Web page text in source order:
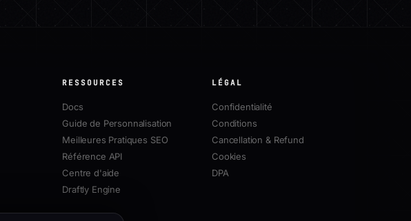
RESSOURCES
Docs
Guide de Personnalisation
Meilleures Pratiques SEO
Référence API
Centre d'aide
Draftly Engine
LÉGAL
Confidentialité
Conditions
Cancellation & Refund
Cookies
DPA